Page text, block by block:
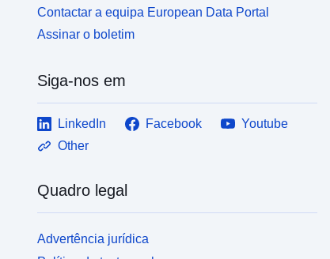
Contactar a equipa European Data Portal
Assinar o boletim
Siga-nos em
LinkedIn Facebook
Youtube
Other
Quadro legal
Advertência jurídica